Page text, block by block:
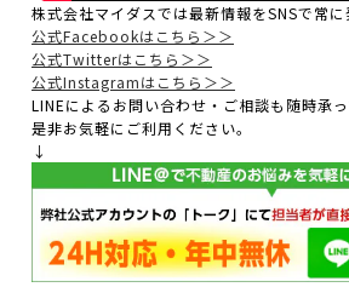
株式会社マイダスでは最新情報をSNSで常に
公式Facebookはこちら＞＞
公式Twitterはこちら＞＞
公式Instagramはこちら＞＞
LINEによるお問い合わせ・ご相談も随時承っ
是非お気軽にご利用ください。
↓